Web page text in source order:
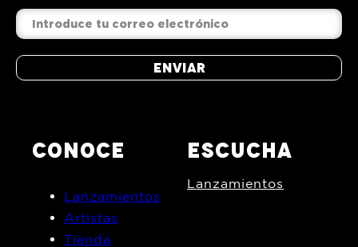
Enviar
CONOCE
Lanzamientos
Artistas
Tienda
ESCUCHA
Lanzamientos